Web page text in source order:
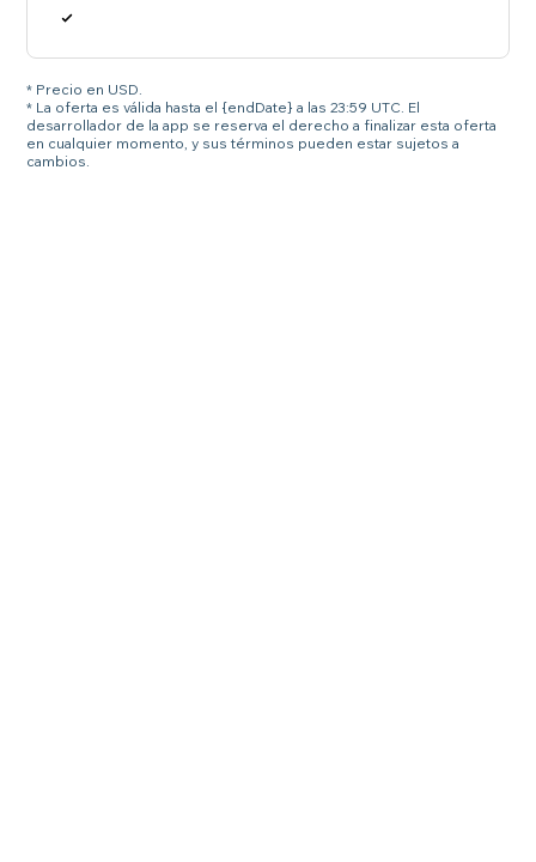
* Precio en USD.
* La oferta es válida hasta el {endDate} a las 23:59 UTC. El
desarrollador de la app se reserva el derecho a finalizar esta oferta
en cualquier momento, y sus términos pueden estar sujetos a
cambios.